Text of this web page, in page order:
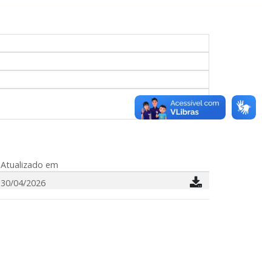
Atualizado em
30/04/2026